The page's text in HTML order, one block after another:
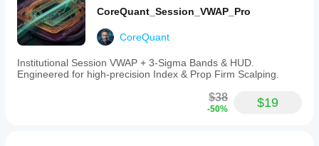
CoreQuant_Session_VWAP_Pro
CoreQuant
Institutional Session VWAP + 3-Sigma Bands & HUD.
Engineered for high-precision Index & Prop Firm Scalping.
$38
-50% $19